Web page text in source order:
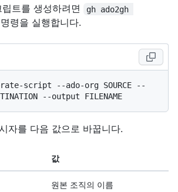
트를 생성하려면
gh ado2gh
명령을 실행합니다.
script --ado-org SOURCE --
자를 다음 값으로 바꿉니다.
값
원본 조직의 이름